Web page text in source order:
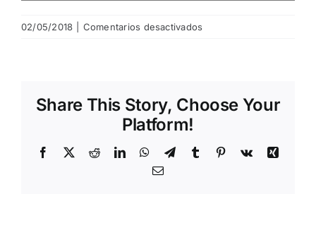
02/05/2018 Comentarios desactivados
Share This Story, Choose Your
Platform!
Facebook
X RedditLinkedInWhatsApp
TelegramTumblr Pinterest
Vk
Xing
Email